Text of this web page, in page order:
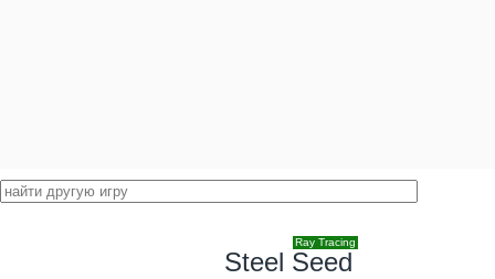
Ray Tracing
Steel Seed